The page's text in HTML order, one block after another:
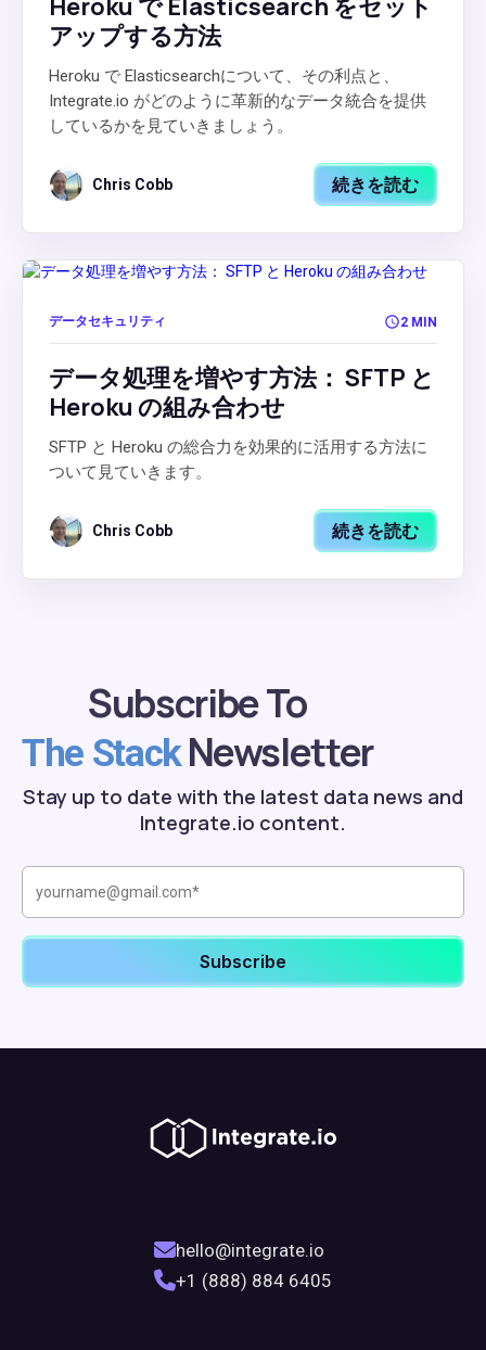
Heroku で Elasticsearch をセット
アップする方法
Heroku で Elasticsearchについて、その利点と、
Integrate.io がどのように革新的なデータ統合を提供
しているかを見ていきましょう。
Chris Cobb 続きを読む
データセキュリティ 2 MIN
データ処理を増やす方法： SFTP と
Heroku の組み合わせ
SFTP と Heroku の総合力を効果的に活用する方法に
ついて見ていきます。
Chris Cobb 続きを読む
Subscribe To
The StackNewsletter
Stay up to date with the latest data news and
Integrate.io content.
hello@integrate.io
+1 (888) 884 6405